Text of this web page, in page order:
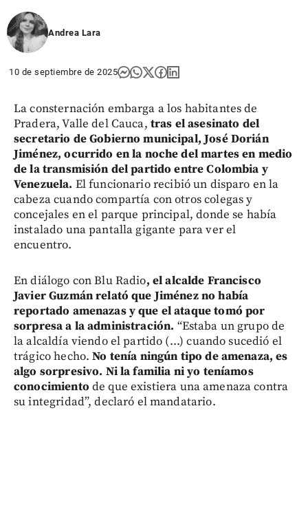
Andrea Lara
10 de septiembre de 2025
La consternación embarga a los habitantes de
Pradera, Valle del Cauca, tras el asesinato del
secretario de Gobierno municipal, José Dorián
Jiménez, ocurrido en la noche del martes en medio
de la transmisión del partido entre Colombia y
Venezuela. El funcionario recibió un disparo en la
cabeza cuando compartía con otros colegas y
concejales en el parque principal, donde se había
instalado una pantalla gigante para ver el
encuentro.
En diálogo con Blu Radio, el alcalde Francisco
Javier Guzmán relató que Jiménez no había
reportado amenazas y que el ataque tomó por
sorpresa a la administración. “Estaba un grupo de
la alcaldía viendo el partido (...) cuando sucedió el
trágico hecho.No tenía ningún tipo de amenaza, es
algo sorpresivo. Ni la familia ni yo teníamos
conocimiento de que existiera una amenaza contra
su integridad”, declaró el mandatario.